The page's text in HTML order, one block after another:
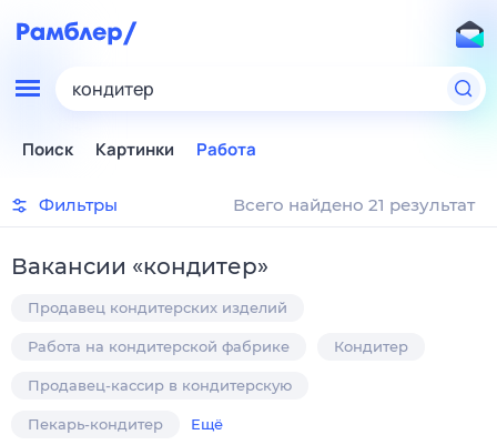
кондитер
Поиск Картинки Работа
Фильтры Всего найдено 21 результат
Вакансии «кондитер»
Продавец кондитерских изделий
Работа на кондитерской фабрике Кондитер
Продавец-кассир в кондитерскую
Пекарь-кондитер Ещё